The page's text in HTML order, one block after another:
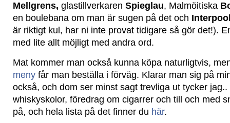
Mellgrens, glastillverkaren Spieglau, Malmöitiska
en boulebana om man är sugen på det och
är riktigt kul, har ni inte provat tidigare så gör det!).
med lite allt möjligt med andra ord.
Mat kommer man också kunna köpa naturligtvis,
meny får man beställa i förväg. Klarar man sig på
också, och dom ser minst sagt trevliga ut tycker
whiskyskolor, föredrag om cigarrer och till och med
på, och hela lista på det finner du här.